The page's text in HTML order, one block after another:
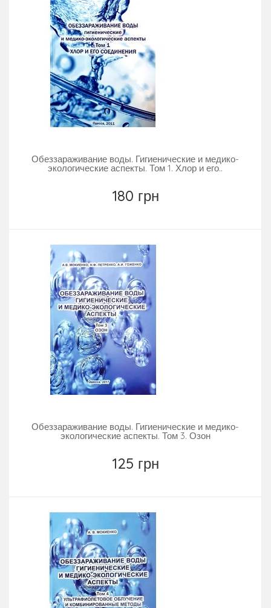
Обеззараживание воды. Гигиенические и медико-
экологические аспекты. Том 1. Хлор и его..
180 грн
Обеззараживание воды. Гигиенические и медико-
экологические аспекты. Том 3. Озон
125 грн